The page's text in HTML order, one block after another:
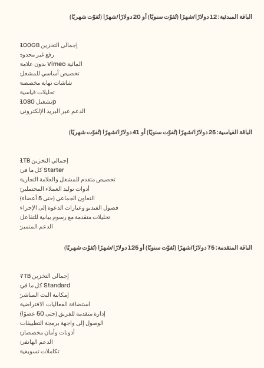
الباقة المبدئية: 12 دولارًا/شهرًا (تُفوّت سنويًا) أو 20 دولارًا/شهرًا (تُفوّت شهريًا)
100GB إجمالي التخزين
رفع غير محدود
بدون علامة Vimeo المائية
تخصيص أساسي للمشغل
شاشات نهاية مخصصة
تحليلات قياسية
تشغيل 1080p
الدعم عبر البريد الإلكتروني
الباقة القياسية: 25 دولارًا/شهرًا (تُفوّت سنويًا) أو 41 دولارًا/شهرًا (تُفوّت شهريًا)
1TB إجمالي التخزين
كل ما في Starter
تخصيص متقدم للمشغل والعلامة التجارية
أدوات توليد العملاء المحتملين
التعاون الجماعي (حتى 5 أعضاء)
فصول الفيديو وعبارات الدعوة إلى الإجراء
تحليلات متقدمة مع رسوم بيانية للتفاعل
الدعم المتميز
الباقة المتقدمة: 75 دولارًا/شهرًا (تُفوّت سنويًا) أو 125 دولارًا/شهرًا (تُفوّت شهريًا)
7TB إجمالي التخزين
كل ما في Standard
إمكانية البث المباشر
استضافة الفعاليات الافتراضية
إدارة متقدمة للفريق (حتى 50 عضوًا)
الوصول إلى واجهة برمجة التطبيقات
أذونات وأمان مخصصان
الدعم الهاتفي
تكاملات تسويقية